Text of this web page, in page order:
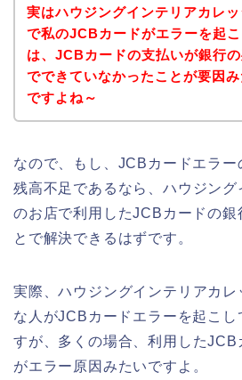
実はハウジングインテリアカレ
で私のJCBカードがエラーを起
は、JCBカードの支払いが銀行
でできていなかったことが要因
ですよね～
なので、もし、JCBカードエラ
残高不足であるなら、ハウジング
のお店で利用したJCBカードの銀
とで解決できるはずです。
実際、ハウジングインテリアカレ
な人がJCBカードエラーを起こ
すが、多くの場合、利用したJCB
がエラー原因みたいですよ。